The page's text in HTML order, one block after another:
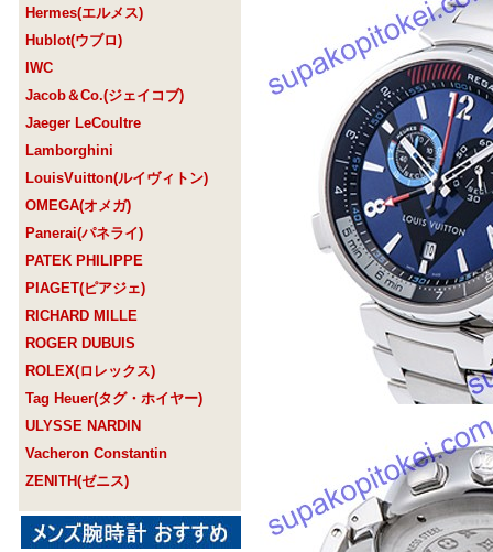
Hermes(エルメス)
Hublot(ウブロ)
IWC
Jacob＆Co.(ジェイコブ)
Jaeger LeCoultre
Lamborghini
LouisVuitton(ルイヴィトン)
OMEGA(オメガ)
Panerai(パネライ)
PATEK PHILIPPE
PIAGET(ピアジェ)
RICHARD MILLE
ROGER DUBUIS
ROLEX(ロレックス)
Tag Heuer(タグ・ホイヤー)
ULYSSE NARDIN
Vacheron Constantin
ZENITH(ゼニス)